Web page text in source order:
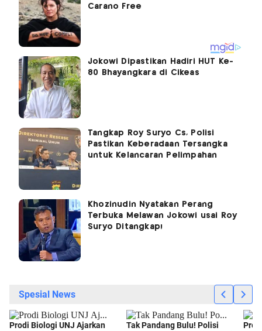
Jokowi Dipastikan Hadiri HUT Ke-
80 Bhayangkara di Cikeas
Tangkap Roy Suryo Cs, Polisi
Pastikan Keberadaan Tersangka
untuk Kelancaran Pelimpahan
Khozinudin Nyatakan Perang
Terbuka Melawan Jokowi usai Roy
Suryo Ditangkap!